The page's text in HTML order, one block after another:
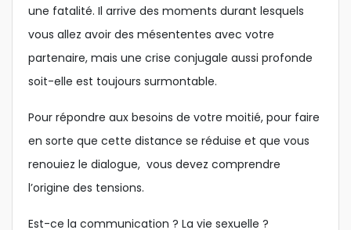
une fatalité. Il arrive des moments durant lesquels
vous allez avoir des mésententes avec votre
partenaire, mais une crise conjugale aussi profonde
soit-elle est toujours surmontable.
Pour répondre aux besoins de votre moitié, pour faire
en sorte que cette distance se réduise et que vous
renouiez le dialogue, vous devez comprendre
l’origine des tensions.
Est-ce la communication ? La vie sexuelle ?